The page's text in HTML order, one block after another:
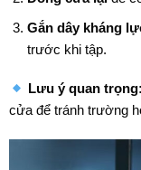
Gắn dây kháng
trước khi tập.
Lưu ý quan trọng:
cửa để tránh trường